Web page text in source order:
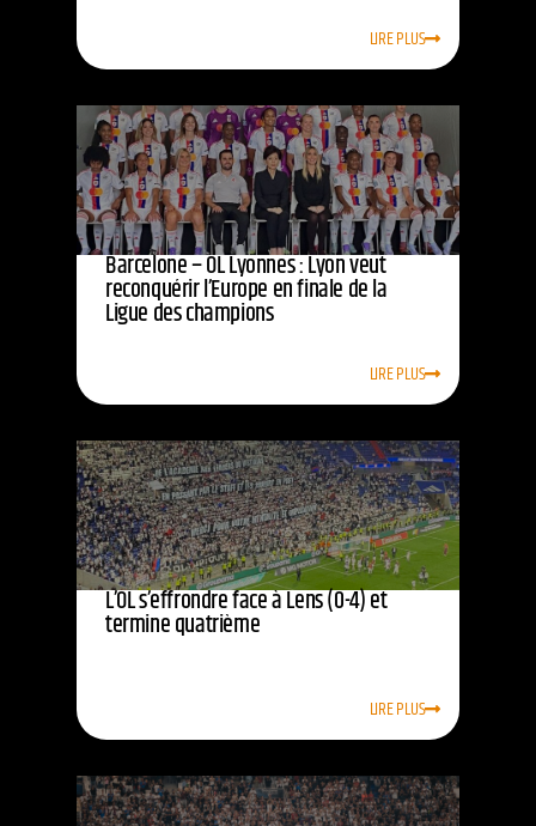
LIRE PLUS
Barcelone – OL Lyonnes : Lyon veut
reconquérir l’Europe en finale de la
Ligue des champions
LIRE PLUS
L’OL s’effrondre face à Lens (0-4) et
termine quatrième
LIRE PLUS